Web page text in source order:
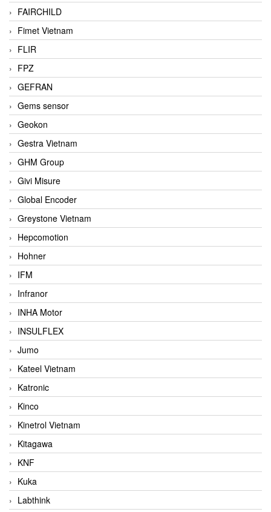
FAIRCHILD
Fimet Vietnam
FLIR
FPZ
GEFRAN
Gems sensor
Geokon
Gestra Vietnam
GHM Group
Givi Misure
Global Encoder
Greystone Vietnam
Hepcomotion
Hohner
IFM
Infranor
INHA Motor
INSULFLEX
Jumo
Kateel Vietnam
Katronic
Kinco
Kinetrol Vietnam
Kitagawa
KNF
Kuka
Labthink